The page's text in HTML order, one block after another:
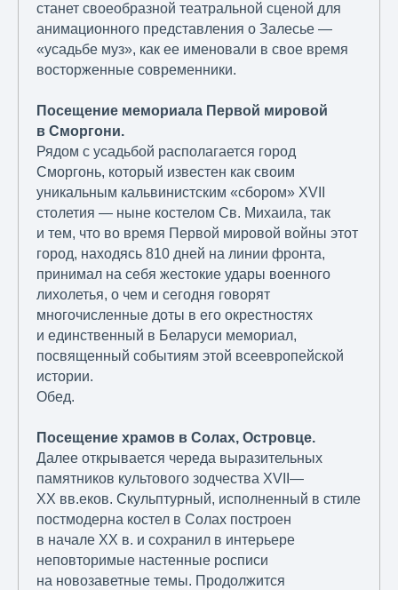
станет своеобразной театральной сценой для
анимационного представления о Залесье —
«усадьбе муз», как ее именовали в свое время
восторженные современники.
Посещение мемориала Первой мировой
в Сморгони.
Рядом с усадьбой располагается город
Сморгонь, который известен как своим
уникальным кальвинистским «сбором» XVII
столетия — ныне костелом Св. Михаила, так
и тем, что во время Первой мировой войны этот
город, находясь 810 дней на линии фронта,
принимал на себя жестокие удары военного
лихолетья, о чем и сегодня говорят
многочисленные доты в его окрестностях
и единственный в Беларуси мемориал,
посвященный событиям этой всеевропейской
истории.
Обед.
Посещение храмов в Солах, Островце.
Далее открывается череда выразительных
памятников культового зодчества XVII—
XX вв.еков. Скульптурный, исполненный в стиле
постмодерна костел в Солах построен
в начале XX в. и сохранил в интерьере
неповторимые настенные росписи
на новозаветные темы. Продолжится